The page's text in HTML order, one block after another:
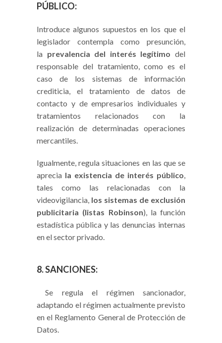
PÚBLICO:
Introduce algunos supuestos en los que el
legislador contempla como presunción,
la prevalencia del interés legítimodel
responsable del tratamiento, como es el
caso de los sistemas de información
crediticia, el tratamiento de datos de
contacto y de empresarios individuales y
tratamientos relacionados con la
realización de determinadas operaciones
mercantiles.
Igualmente, regula situaciones en las que se
aprecia la existencia de interés público,
tales como las relacionadas con la
videovigilancia, los sistemas de exclusión
publicitaria (listas Robinson), la función
estadística pública y las denuncias internas
en el sector privado.
8. SANCIONES:
Se regula el régimen sancionador,
adaptando el régimen actualmente previsto
en el Reglamento General de Protección de
Datos.